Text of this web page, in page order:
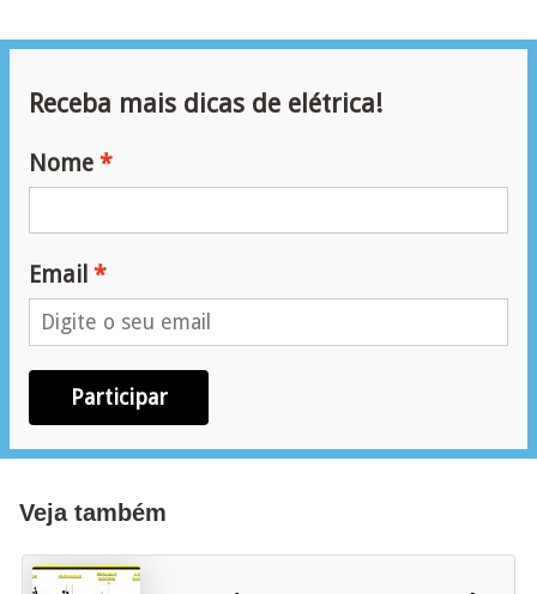
Receba mais dicas de elétrica!
Nome
Email
Participar
Veja também
ã
o
r
e
t
e
e
s
u